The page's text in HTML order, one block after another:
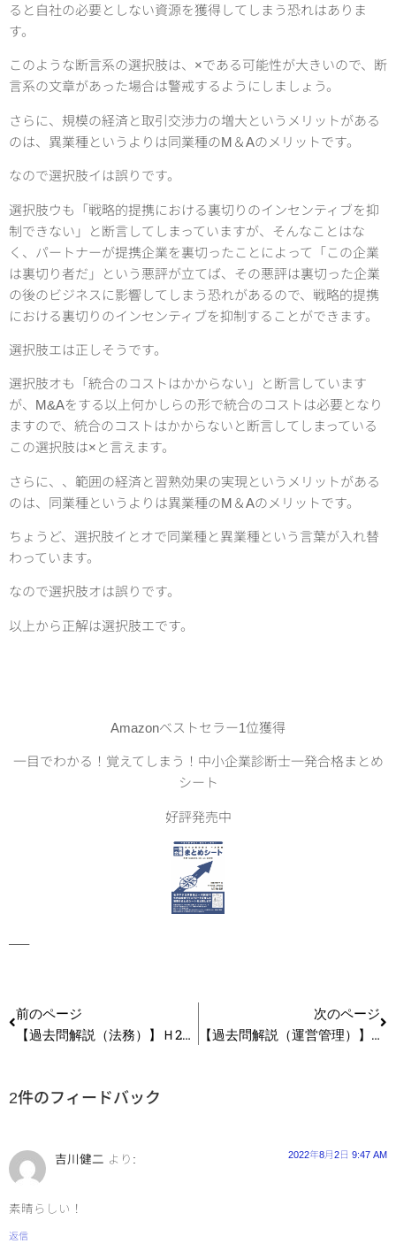
ると自社の必要としない資源を獲得してしまう恐れはありま
す。
このような断言系の選択肢は、×である可能性が大きいので、断
言系の文章があった場合は警戒するようにしましょう。
さらに、規模の経済と取引交渉力の増大というメリットがある
のは、異業種というよりは同業種のM＆Aのメリットです。
なので選択肢イは誤りです。
選択肢ウも「戦略的提携における裏切りのインセンティブを抑
制できない」と断言してしまっていますが、そんなことはな
く、パートナーが提携企業を裏切ったことによって「この企業
は裏切り者だ」という悪評が立てば、その悪評は裏切った企業
の後のビジネスに影響してしまう恐れがあるので、戦略的提携
における裏切りのインセンティブを抑制することができます。
選択肢エは正しそうです。
選択肢オも「統合のコストはかからない」と断言しています
が、M&Aをする以上何かしらの形で統合のコストは必要となり
ますので、統合のコストはかからないと断言してしまっている
この選択肢は×と言えます。
さらに、、範囲の経済と習熟効果の実現というメリットがある
のは、同業種というよりは異業種のM＆Aのメリットです。
ちょうど、選択肢イとオで同業種と異業種という言葉が入れ替
わっています。
なので選択肢オは誤りです。
以上から正解は選択肢エです。
Amazonベストセラー1位獲得
一目でわかる！覚えてしまう！中小企業診断士一発合格まとめ
シート
好評発売中
—–
前のページ
【過去問解説（法務）】Ｈ29第8問 産業財産権（過失の推定）
次のページ
【過去問解説（運営管理）】Ｈ29第2問 生産情報システム
2件のフィードバック
吉川健二 より: 2022年8月2日 9:47 AM
素晴らしい！
返信